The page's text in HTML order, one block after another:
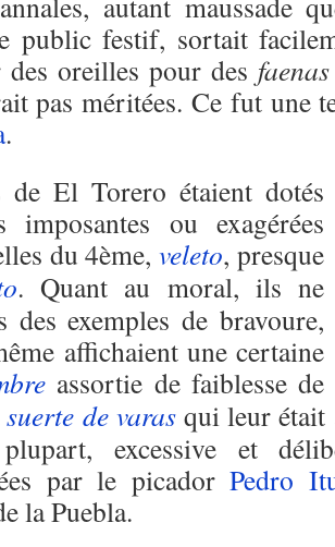
public festif, sortait
des oreilles pour des faenas
pas méritées. Ce fut une
.
de El Torero étaient dotés
imposantes ou exagérées
du 4ème,veleto, presque
. Quant au moral, ils ne
des exemples de bravoure,
affichaient une certaine
assortie de faiblesse de
suerte de varasqui leur était
excessive et
par le picador Pedro
la Puebla.